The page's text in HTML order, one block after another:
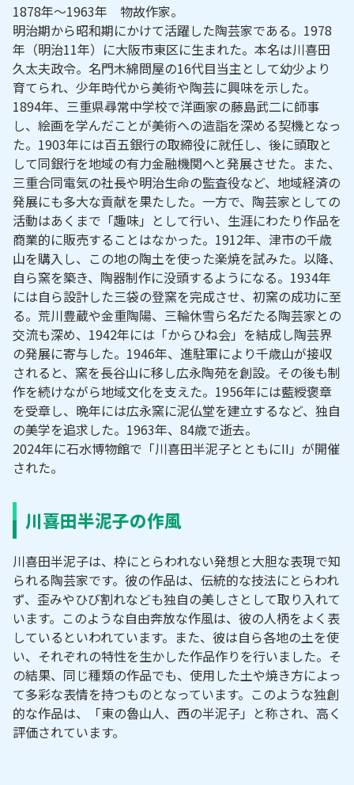
1878年～1963年 物故作家。
明治期から昭和期にかけて活躍した陶芸家である。1978
年（明治11年）に大阪市東区に生まれた。本名は川喜田
久太夫政令。名門木綿問屋の16代目当主として幼少より
育てられ、少年時代から美術や陶芸に興味を示した。
1894年、三重県尋常中学校で洋画家の藤島武二に師事
し、絵画を学んだことが美術への造詣を深める契機となっ
た。1903年には百五銀行の取締役に就任し、後に頭取と
して同銀行を地域の有力金融機関へと発展させた。また、
三重合同電気の社長や明治生命の監査役など、地域経済の
発展にも多大な貢献を果たした。一方で、陶芸家としての
活動はあくまで「趣味」として行い、生涯にわたり作品を
商業的に販売することはなかった。1912年、津市の千歳
山を購入し、この地の陶土を使った楽焼を試みた。以降、
自ら窯を築き、陶器制作に没頭するようになる。1934年
には自ら設計した三袋の登窯を完成させ、初窯の成功に至
る。荒川豊蔵や金重陶陽、三輪休雪ら名だたる陶芸家との
交流も深め、1942年には「からひね会」を結成し陶芸界
の発展に寄与した。1946年、進駐軍により千歳山が接収
されると、窯を長谷山に移し広永陶苑を創設。その後も制
作を続けながら地域文化を支えた。1956年には藍綬褒章
を受章し、晩年には広永窯に泥仏堂を建立するなど、独自
の美学を追求した。1963年、84歳で逝去。
2024年に石水博物館で「川喜田半泥子とともにII」が開催
された。
川喜田半泥子の作風
川喜田半泥子は、枠にとらわれない発想と大胆な表現で知
られる陶芸家です。彼の作品は、伝統的な技法にとらわれ
ず、歪みやひび割れなども独自の美しさとして取り入れて
います。このような自由奔放な作風は、彼の人柄をよく表
しているといわれています。また、彼は自ら各地の土を使
い、それぞれの特性を生かした作品作りを行いました。そ
の結果、同じ種類の作品でも、使用した土や焼き方によっ
て多彩な表情を持つものとなっています。このような独創
的な作品は、「東の魯山人、西の半泥子」と称され、高く
評価されています。